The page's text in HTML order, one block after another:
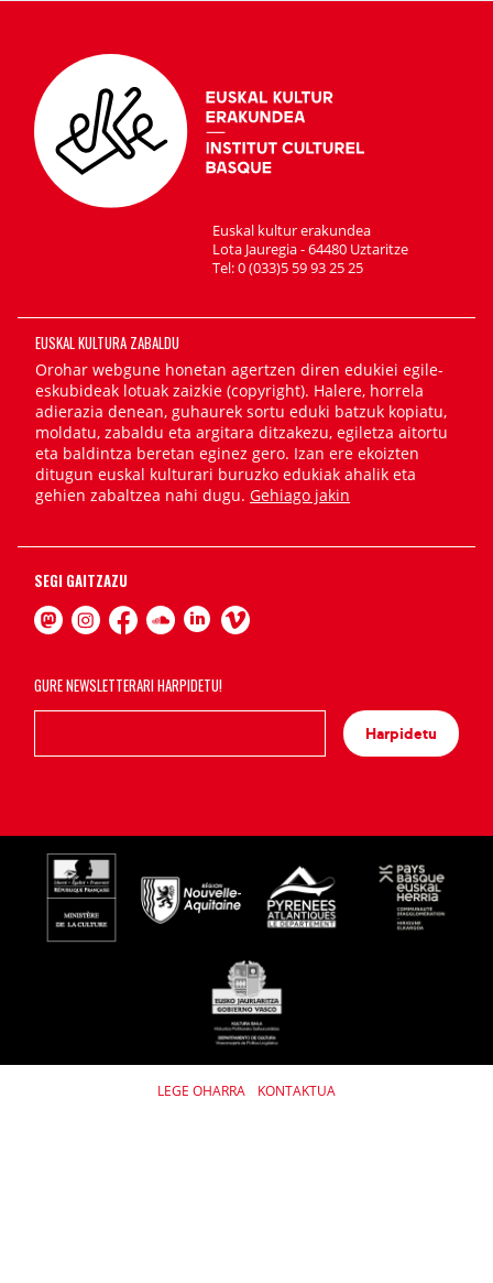
Euskal kultur erakundea
Lota Jauregia - 64480 Uztaritze
Tel: 0 (033)5 59 93 25 25
EUSKAL KULTURA ZABALDU
Orohar webgune honetan agertzen diren edukiei egile-
eskubideak lotuak zaizkie (copyright). Halere, horrela
adierazia denean, guhaurek sortu eduki batzuk kopiatu,
moldatu, zabaldu eta argitara ditzakezu, egiletza aitortu
eta baldintza beretan eginez gero. Izan ere ekoizten
ditugun euskal kulturari buruzko edukiak ahalik eta
gehien zabaltzea nahi dugu. Gehiago jakin
SEGI GAITZAZU
GURE NEWSLETTERARI HARPIDETU!
Harpidetu
LEGE OHARRA KONTAKTUA